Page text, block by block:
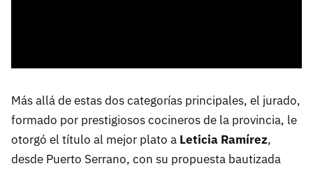
Más allá de estas dos categorías principales, el jurado,
formado por prestigiosos cocineros de la provincia, le
otorgó el título al mejor plato a Leticia Ramírez,
desde Puerto Serrano, con su propuesta bautizada